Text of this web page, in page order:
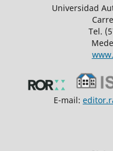
Universidad
Tel.
E-mail: